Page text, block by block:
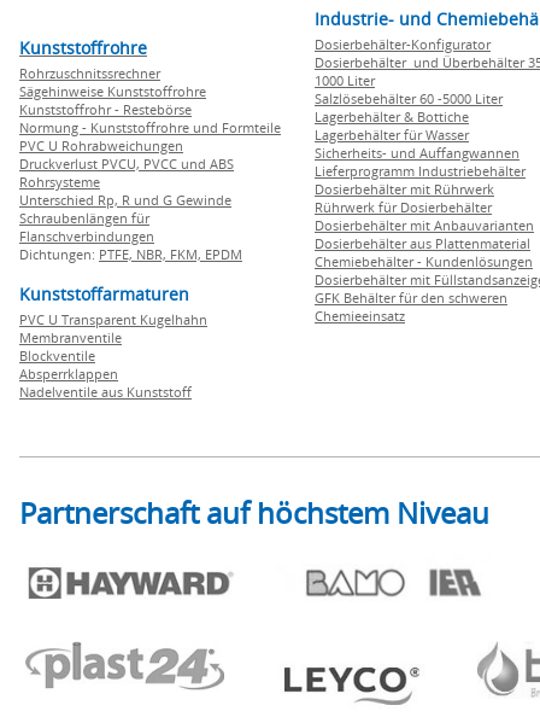
Kunststoffrohre
Rohrzuschnitssrechner
Sägehinweise Kunststoffrohre
Kunststoffrohr - Restebörse
Normung - Kunststoffrohre und Formteile
PVC U Rohrabweichungen
Druckverlust PVCU, PVCC und ABS
Rohrsysteme
Unterschied Rp, R und G Gewinde
Schraubenlängen für
Flanschverbindungen
Dichtungen: PTFE, NBR, FKM, EPDM
Kunststoffarmaturen
PVC U Transparent Kugelhahn
Membranventile
Blockventile
Absperrklappen
Nadelventile aus Kunststoff
Industrie- und
Dosierbehälter-Konfigurator
Dosierbehälter und Überbehälter
1000 Liter
Salzlösebehälter 60 -5000 Liter
Lagerbehälter & Bottiche
Lagerbehälter für Wasser
Sicherheits- und Auffangwannen
Lieferprogramm Industriebehälter
Dosierbehälter mit Rührwerk
Rührwerk für Dosierbehälter
Dosierbehälter mit Anbauvarianten
Dosierbehälter aus Plattenmaterial
Chemiebehälter - Kundenlösungen
Dosierbehälter mit
GFK Behälter für den schweren
Chemieeinsatz
Partnerschaft auf höchstem Niveau